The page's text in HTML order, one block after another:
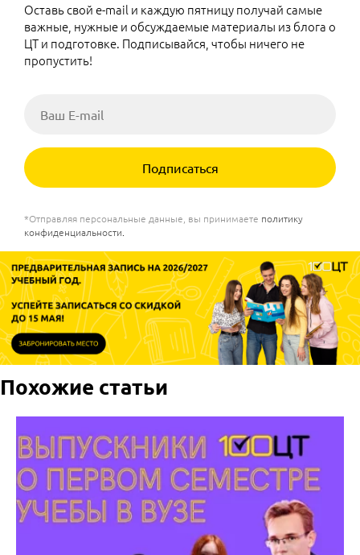
Оставь свой e-mail и каждую пятницу получай самые
важные, нужные и обсуждаемые материалы из блога о
ЦТ и подготовке. Подписывайся, чтобы ничего не
пропустить!
Подписаться
*Отправляя персональные данные, вы принимаете политику
конфиденциальности
Похожие статьи